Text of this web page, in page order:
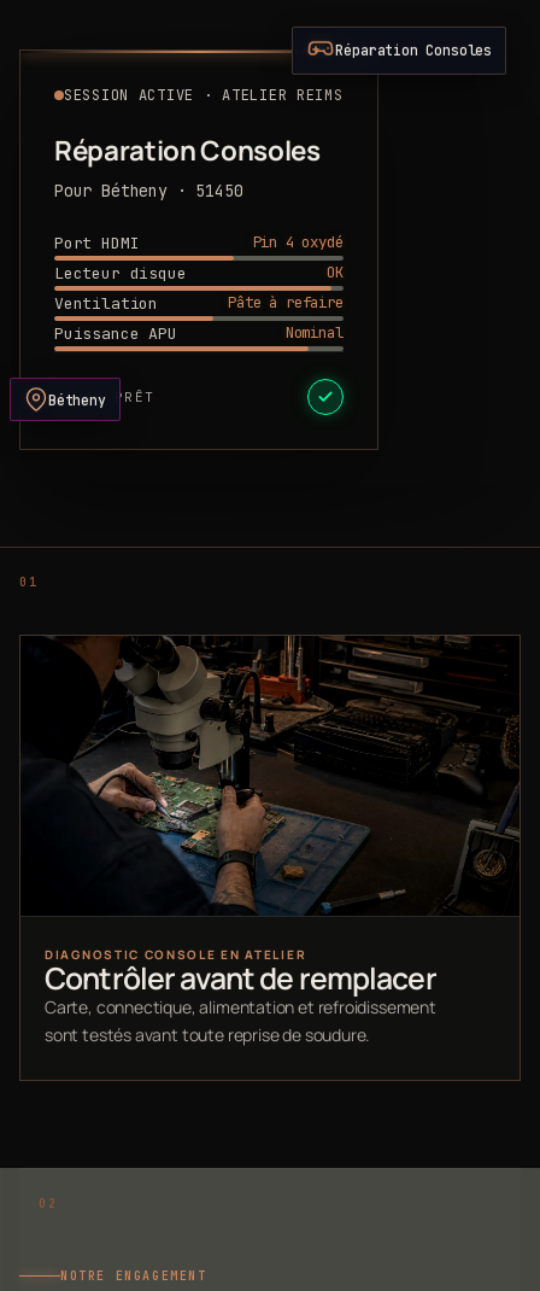
SESSION ACTIVE · ATELIER REIMS
Réparation Consoles
Pour Bétheny · 51450
Port HDMI
Pin 4 oxydé
Lecteur disque
OK
Ventilation
Pâte à refaire
Puissance APU
Nominal
DEVIS PRÊT
Réparation Consoles
Bétheny
DIAGNOSTIC CONSOLE EN ATELIER
Contrôler avant de remplacer
Carte, connectique, alimentation et refroidissement
sont testés avant toute reprise de soudure.
NOTRE ENGAGEMENT